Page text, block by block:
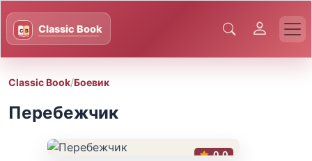
Classic Book/Боевик
Перебежчик
0.0